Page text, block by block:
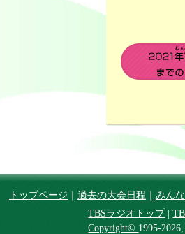
トップページ 過去の大会日程
みん
TBSラジオトップ |
Copyright© 1995-